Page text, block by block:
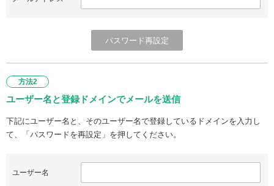
方法2
ユーザー名と登録ドメインでメールを送信
下記にユーザー名と、そのユーザー名で登録しているドメインを入力し
て、「パスワードを再設定」を押してください。
ユーザー名